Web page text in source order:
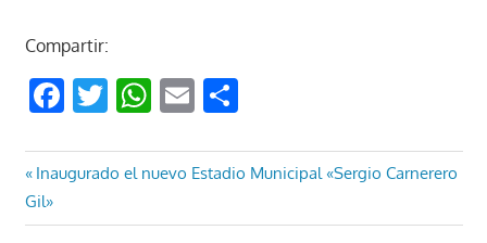
Compartir:
Facebook
Twitter
WhatsApp
EmailCompartir
Navegación
de
Entrada
anterior:
Inaugurado el nuevo Estadio Municipal «Sergio Carnerero
Gil»